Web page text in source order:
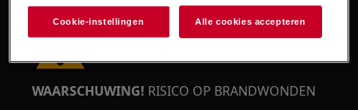
WAARSCHUWING! RISICO OP BRANDWONDEN
Cookie-instellingen Alle cookies accepteren